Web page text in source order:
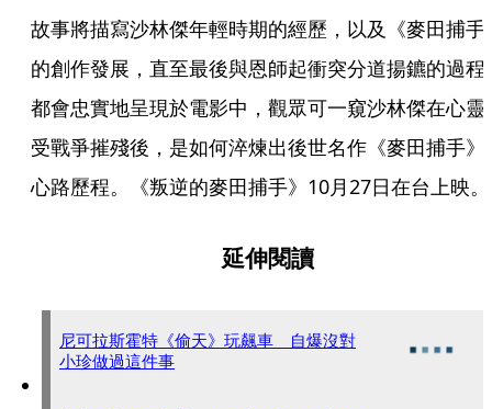
故事將描寫沙林傑年輕時期的經歷，以及《麥田捕手
的創作發展，直至最後與恩師起衝突分道揚鑣的過程
都會忠實地呈現於電影中，觀眾可一窺沙林傑在心靈
受戰爭摧殘後，是如何淬煉出後世名作《麥田捕手》
心路歷程。《叛逆的麥田捕手》10月27日在台上映。
延伸閱讀
尼可拉斯霍特《偷天》玩飆車 自爆沒對
小珍做過這件事